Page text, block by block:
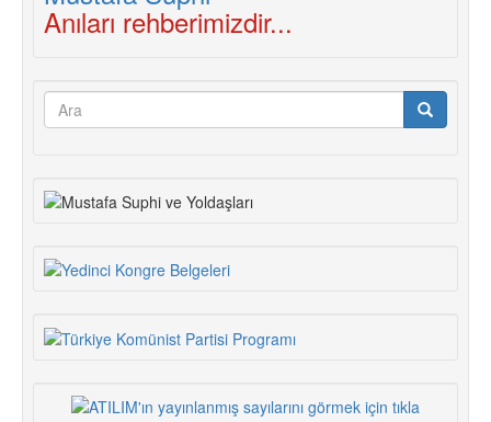
Anıları rehberimizdir...
Arama